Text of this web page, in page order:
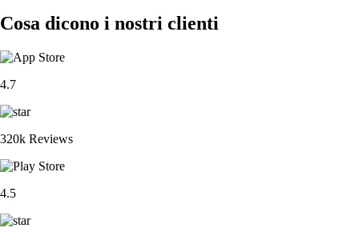
Cosa dicono i nostri clienti
4.7
320k Reviews
4.5